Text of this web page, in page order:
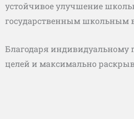
устойчивое улучшение
государственным школьным
Благодаря индивидуальному
целей и максимально